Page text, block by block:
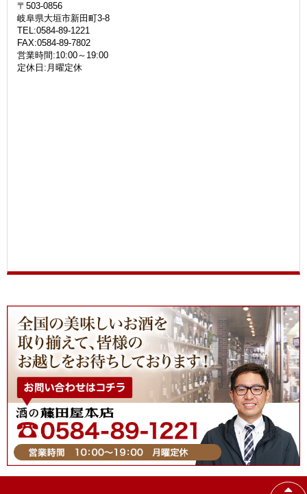
〒503-0856
岐阜県大垣市新田町3-8
TEL:0584-89-1221
FAX:0584-89-7802
営業時間:10:00～19:00
定休日:月曜定休